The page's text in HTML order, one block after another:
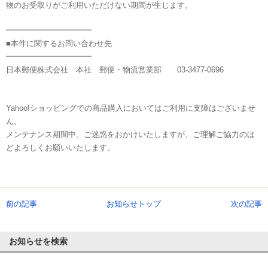
物のお受取りがご利用いただけない期間が生じます。
━━━━━━━━━━━
■本件に関するお問い合わせ先
━━━━━━━━━━━
日本郵便株式会社 本社 郵便・物流営業部 03-3477-0696
Yahoo!ショッピングでの商品購入においてはご利用に支障はございませ
ん。
メンテナンス期間中、ご迷惑をおかけいたしますが、ご理解ご協力のほ
どよろしくお願いいたします。
前の記事 お知らせトップ 次の記事
お知らせを検索